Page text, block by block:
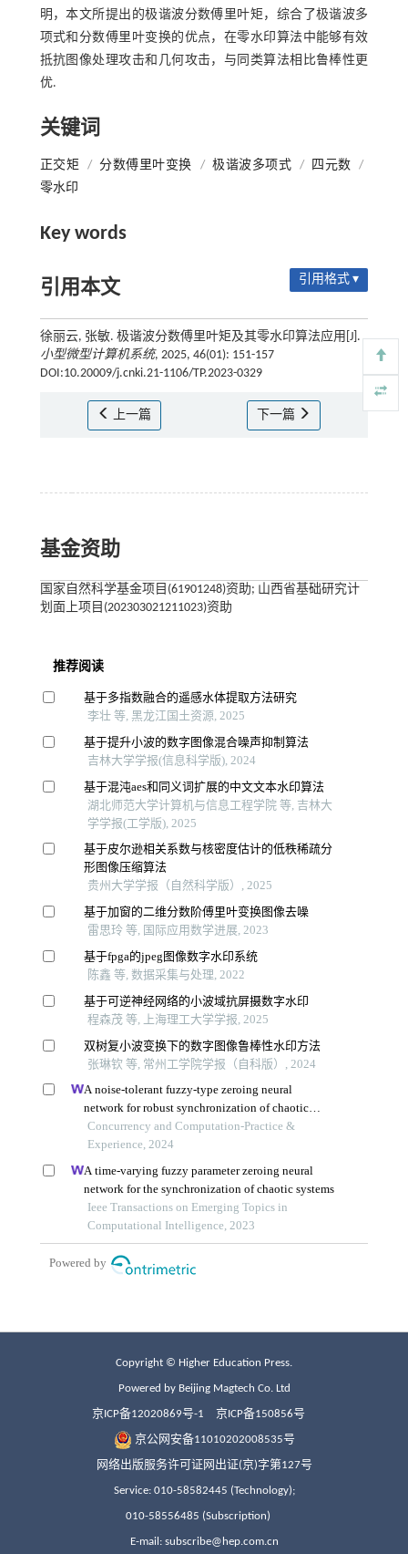
明，本文所提出的极谐波分数傅里叶矩，综合了极谐波多
项式和分数傅里叶变换的优点，在零水印算法中能够有效
抵抗图像处理攻击和几何攻击，与同类算法相比鲁棒性更
优.
关键词
正交矩 / 分数傅里叶变换 / 极谐波多项式 / 四元数
/
零水印
Key words
引用本文 引用格式 ▾
徐丽云, 张敏. 极谐波分数傅里叶矩及其零水印算法应用[J].
小型微型计算机系统, 2025, 46(01): 151-157
DOI:10.20009/j.cnki.21-1106/TP.2023-0329
上一篇 下一篇
基金资助
国家自然科学基金项目(61901248)资助; 山西省基础研究计
划面上项目(202303021211023)资助
Copyright © Higher Education Press.
Powered by Beijing Magtech Co. Ltd
京ICP备12020869号-1 京ICP备150856号
京公网安备11010202008535号
网络出版服务许可证网出证(京)字第127号
Service: 010-58582445 (Technology);
010-58556485 (Subscription)
E-mail: subscribe@hep.com.cn